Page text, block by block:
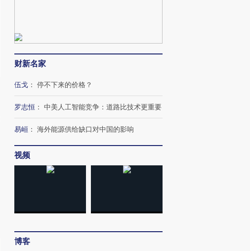
财新名家
伍戈 ： 停不下来的价格？
罗志恒 ： 中美人工智能竞争：道路比技术更重要
易峘 ： 海外能源供给缺口对中国的影响
视频
博客